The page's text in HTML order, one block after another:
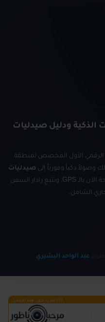
الذكية ودليل صيدليات
الرقمي الأول المخصص لمنطقة
وصولاً ذكياً وفورياً إلى صيدليات
والصيدليات المفتوحة الآن بالـ GPS، وتتبع رادار السفن
الشامل.
عبد الواحد البشيري
المزيد حول هذا الإعلان